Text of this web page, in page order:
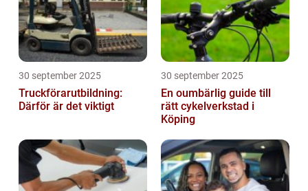
30 september 2025
Truckförarutbildning:
Därför är det viktigt
30 september 2025
En oumbärlig guide till
rätt cykelverkstad i
Köping